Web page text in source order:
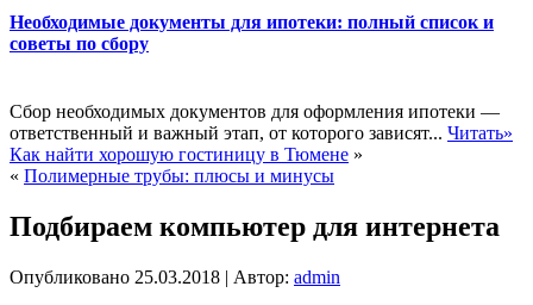
Необходимые документы для ипотеки: полный список и
советы по сбору
Сбор необходимых документов для оформления ипотеки —
ответственный и важный этап, от которого зависят... Читать»
Как найти хорошую гостиницу в Тюмене »
« Полимерные трубы: плюсы и минусы
Подбираем компьютер для интернета
Опубликовано 25.03.2018 | Автор: admin